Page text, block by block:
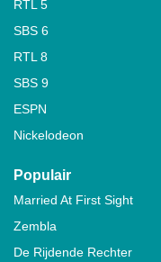
RTL 5
SBS 6
RTL 8
SBS 9
ESPN
Nickelodeon
Populair
Married At First Sight
Zembla
De Rijdende Rechter